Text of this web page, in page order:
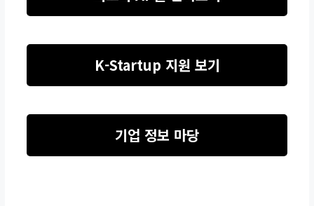
K-Startup 지원 보기
기업 정보 마당